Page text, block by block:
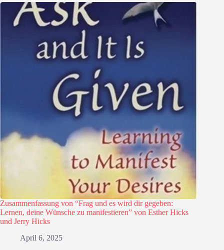
Zusammenfassung von “Frag und es wird dir gegeben:
Lernen, deine Wünsche zu manifestieren” von Esther Hicks
und Jerry Hicks
April 6, 2025